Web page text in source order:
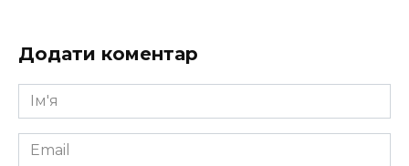
Додати коментар
Ім'я
*
Email